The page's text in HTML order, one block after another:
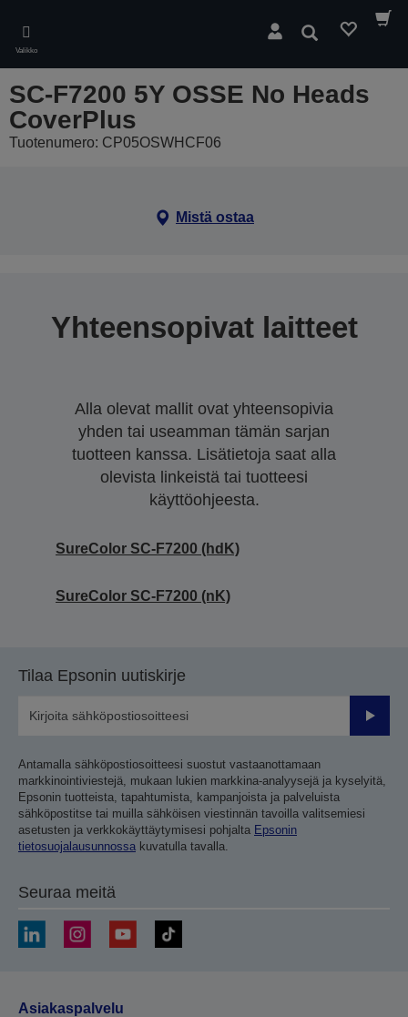
main
content
Valikko
Hae
SC-F7200 5Y OSSE No Heads
CoverPlus
Tuotenumero: CP05OSWHCF06
Mistä ostaa
Yhteensopivat laitteet
Alla olevat mallit ovat yhteensopivia
yhden tai useamman tämän sarjan
tuotteen kanssa. Lisätietoja saat alla
olevista linkeistä tai tuotteesi
käyttöohjeesta.
SureColor SC-F7200 (hdK)
SureColor SC-F7200 (nK)
Tilaa Epsonin uutiskirje
Lähetä
Antamalla sähköpostiosoitteesi suostut vastaanottamaan
markkinointiviestejä, mukaan lukien markkina-analyysejä ja kyselyitä,
Epsonin tuotteista, tapahtumista, kampanjoista ja palveluista
sähköpostitse tai muilla sähköisen viestinnän tavoilla valitsemiesi
asetusten ja verkkokäyttäytymisesi pohjalta Epsonin
tietosuojalausunnossa kuvatulla tavalla.
Seuraa meitä
Asiakaspalvelu